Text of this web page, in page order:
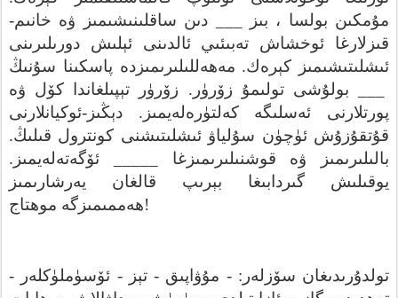
مۇمكىن بولسا ، بىز دىن ساقلىنىشىمىز ۋە خانىم-
قىزلارغا
ئوخشاش تەبىئىي ئالدىنى ئېلىش
دورىلىرىنى
ئىشلىتىشىمىز
كېرەك. مەھەللىلىرىمىزدە پاسكىنا سۇنىڭ
بولۇشى تولىمۇ زۆرۈر . زۆرۈر تېپىلغاندا كۆل ۋە
پورتلارنى
ئەسلىگە كەلتۈرەلەيمىز . دېڭىز -ئوكيانلارنى
قۇتقۇزۇش ئۈچۈن سۇلياۋ ئىشلىتىشنى كونترول قىلىڭ.
بالىلىرىمىز
ۋە قوشنىلىرىمىزغا ئۆگەتەلەيمىز .
يوقىلىش
گىردابىغا بېرىپ قالغان
يەرشارىمىز
ھەممىمىزگە موھتاج !
تولدۇرىدىغان سۆزلەر : - مۇۋاپىق -تېز - ئۆسۈملۈكلەر
-